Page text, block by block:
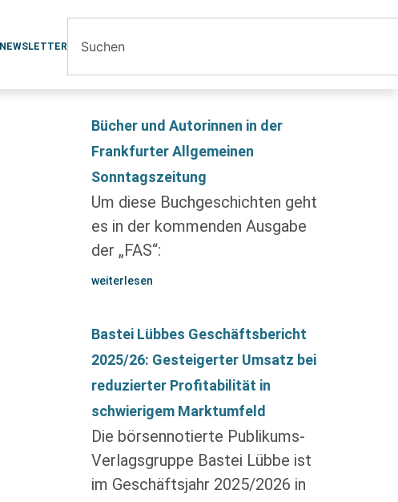
NEWSLETTER
Bücher und Autorinnen in der
Frankfurter Allgemeinen
Sonntagszeitung
Um diese Buchgeschichten geht
es in der kommenden Ausgabe
der „FAS“:
weiterlesen
Bastei Lübbes Geschäftsbericht
2025/26: Gesteigerter Umsatz bei
reduzierter Profitabilität in
schwierigem Marktumfeld
Die börsennotierte Publikums-
Verlagsgruppe Bastei Lübbe ist
im Geschäftsjahr 2025/2026 in